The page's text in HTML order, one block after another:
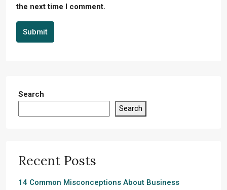
the next time I comment.
Submit
Search
Search
Recent Posts
14 Common Misconceptions About Business